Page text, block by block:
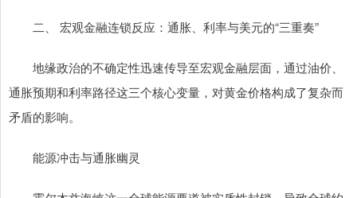
二、 宏观金融连锁反应：通胀、利率与美元的“三重奏”
地缘政治的不确定性迅速传导至宏观金融层面，通过油价、
通胀预期和利率路径这三个核心变量，对黄金价格构成了复杂而
矛盾的影响。
能源冲击与通胀幽灵